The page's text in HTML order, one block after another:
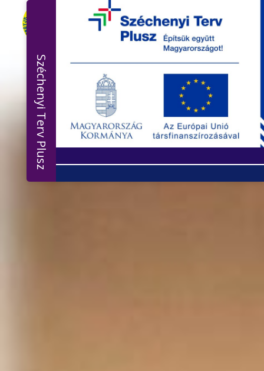
Széchenyi Terv Plusz